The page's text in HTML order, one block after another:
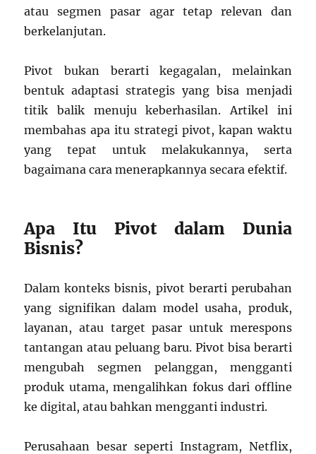
atau segmen pasar agar tetap relevan dan
berkelanjutan.
Pivot bukan berarti kegagalan, melainkan
bentuk adaptasi strategis yang bisa menjadi
titik balik menuju keberhasilan. Artikel ini
membahas apa itu strategi pivot, kapan waktu
yang tepat untuk melakukannya, serta
bagaimana cara menerapkannya secara efektif.
Apa Itu Pivot dalam Dunia
Bisnis?
Dalam konteks bisnis, pivot berarti perubahan
yang signifikan dalam model usaha, produk,
layanan, atau target pasar untuk merespons
tantangan atau peluang baru. Pivot bisa berarti
mengubah segmen pelanggan, mengganti
produk utama, mengalihkan fokus dari offline
ke digital, atau bahkan mengganti industri.
Perusahaan besar seperti Instagram, Netflix,